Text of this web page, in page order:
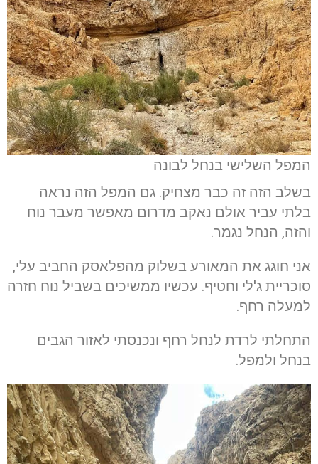
המפל השלישי בנחל לבונה
בשלב הזה זה כבר מצחיק. גם המפל הזה נראה
בלתי עביר אולם נאקב מדרום מאפשר מעבר נוח
והזה, הנחל נגמר.
אני חוגג את המאורע בשלוק מהפלאסק החביב עלי,
סוכריית ג'לי וחטיף. עכשיו ממשיכים בשביל נוח חזרה
למעלה רחף.
התחלתי לרדת לנחל רחף ונכנסתי לאזור הגבים
בנחל ולמפל.